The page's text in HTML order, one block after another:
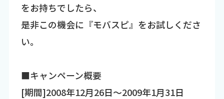
をお持ちでしたら、
是非この機会に『モバスピ』をお試しくださ
い。
■キャンペーン概要
[期間]2008年12月26日～2009年1月31日